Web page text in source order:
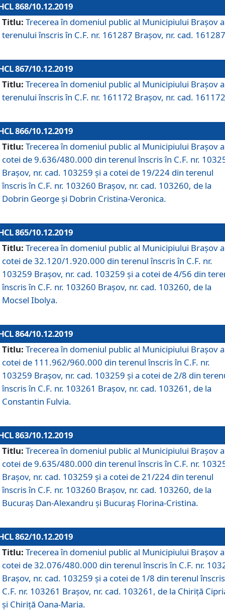
868/10.12.2019
Titlu: Trecerea în domeniul public al Municipiului Braşov a
terenului înscris în C.F. nr. 161287 Brașov, nr. cad.
867/10.12.2019
Titlu: Trecerea în domeniul public al Municipiului Braşov a
terenului înscris în C.F. nr. 161172 Brașov, nr. cad.
866/10.12.2019
Titlu: Trecerea în domeniul public al Municipiului Braşov a
cotei de 9.636/480.000 din terenul înscris în C.F. nr.
Brașov, nr. cad. 103259 și a cotei de 19/224 din terenul
înscris în C.F. nr. 103260 Brașov, nr. cad. 103260, de la
Dobrin George și Dobrin Cristina-Veronica.
865/10.12.2019
Titlu: Trecerea în domeniul public al Municipiului Braşov a
cotei de 32.120/1.920.000 din terenul înscris în C.F. nr.
103259 Brașov, nr. cad. 103259 și a cotei de 4/56 din
înscris în C.F. nr. 103260 Brașov, nr. cad. 103260, de la
Mocsel Ibolya.
864/10.12.2019
Titlu: Trecerea în domeniul public al Municipiului Braşov a
cotei de 111.962/960.000 din terenul înscris în C.F. nr.
103259 Brașov, nr. cad. 103259 și a cotei de 2/8 din
înscris în C.F. nr. 103261 Brașov, nr. cad. 103261, de la
Constantin Fulvia.
863/10.12.2019
Titlu: Trecerea în domeniul public al Municipiului Braşov a
cotei de 9.635/480.000 din terenul înscris în C.F. nr.
Brașov, nr. cad. 103259 și a cotei de 21/224 din terenul
înscris în C.F. nr. 103260 Brașov, nr. cad. 103260, de la
Bucuraș Dan-Alexandru și Bucuraș Florina-Cristina.
862/10.12.2019
Titlu: Trecerea în domeniul public al Municipiului Braşov a
cotei de 32.076/480.000 din terenul înscris în C.F. nr.
Brașov, nr. cad. 103259 și a cotei de 1/8 din terenul
C.F. nr. 103261 Brașov, nr. cad. 103261, de la Chiriță
și Chiriță Oana-Maria.